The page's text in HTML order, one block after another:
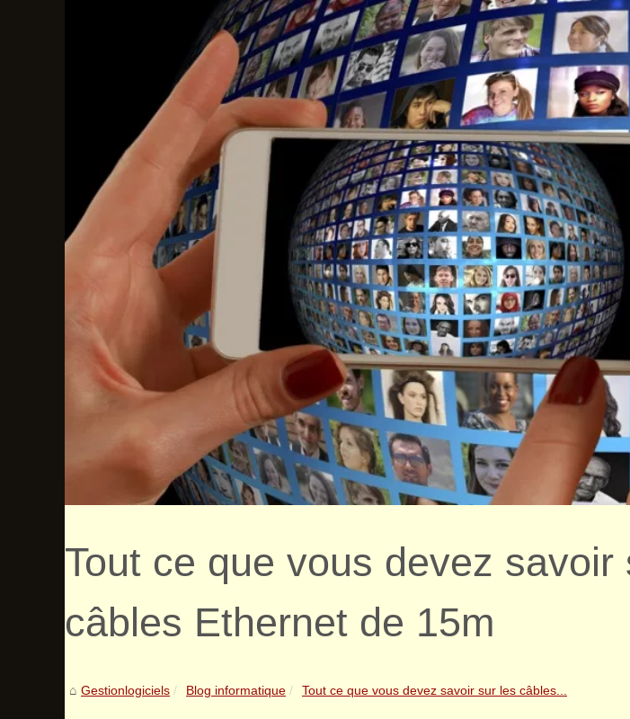
Tout ce que vous devez savoir
câbles Ethernet de 15m
Gestionlogiciels Blog informatique Tout ce que vous devez savoir sur les câbles...